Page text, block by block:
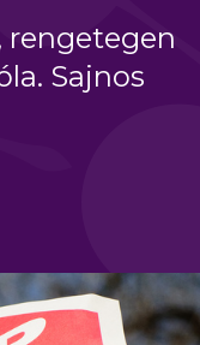
rengetegen
Sajnos